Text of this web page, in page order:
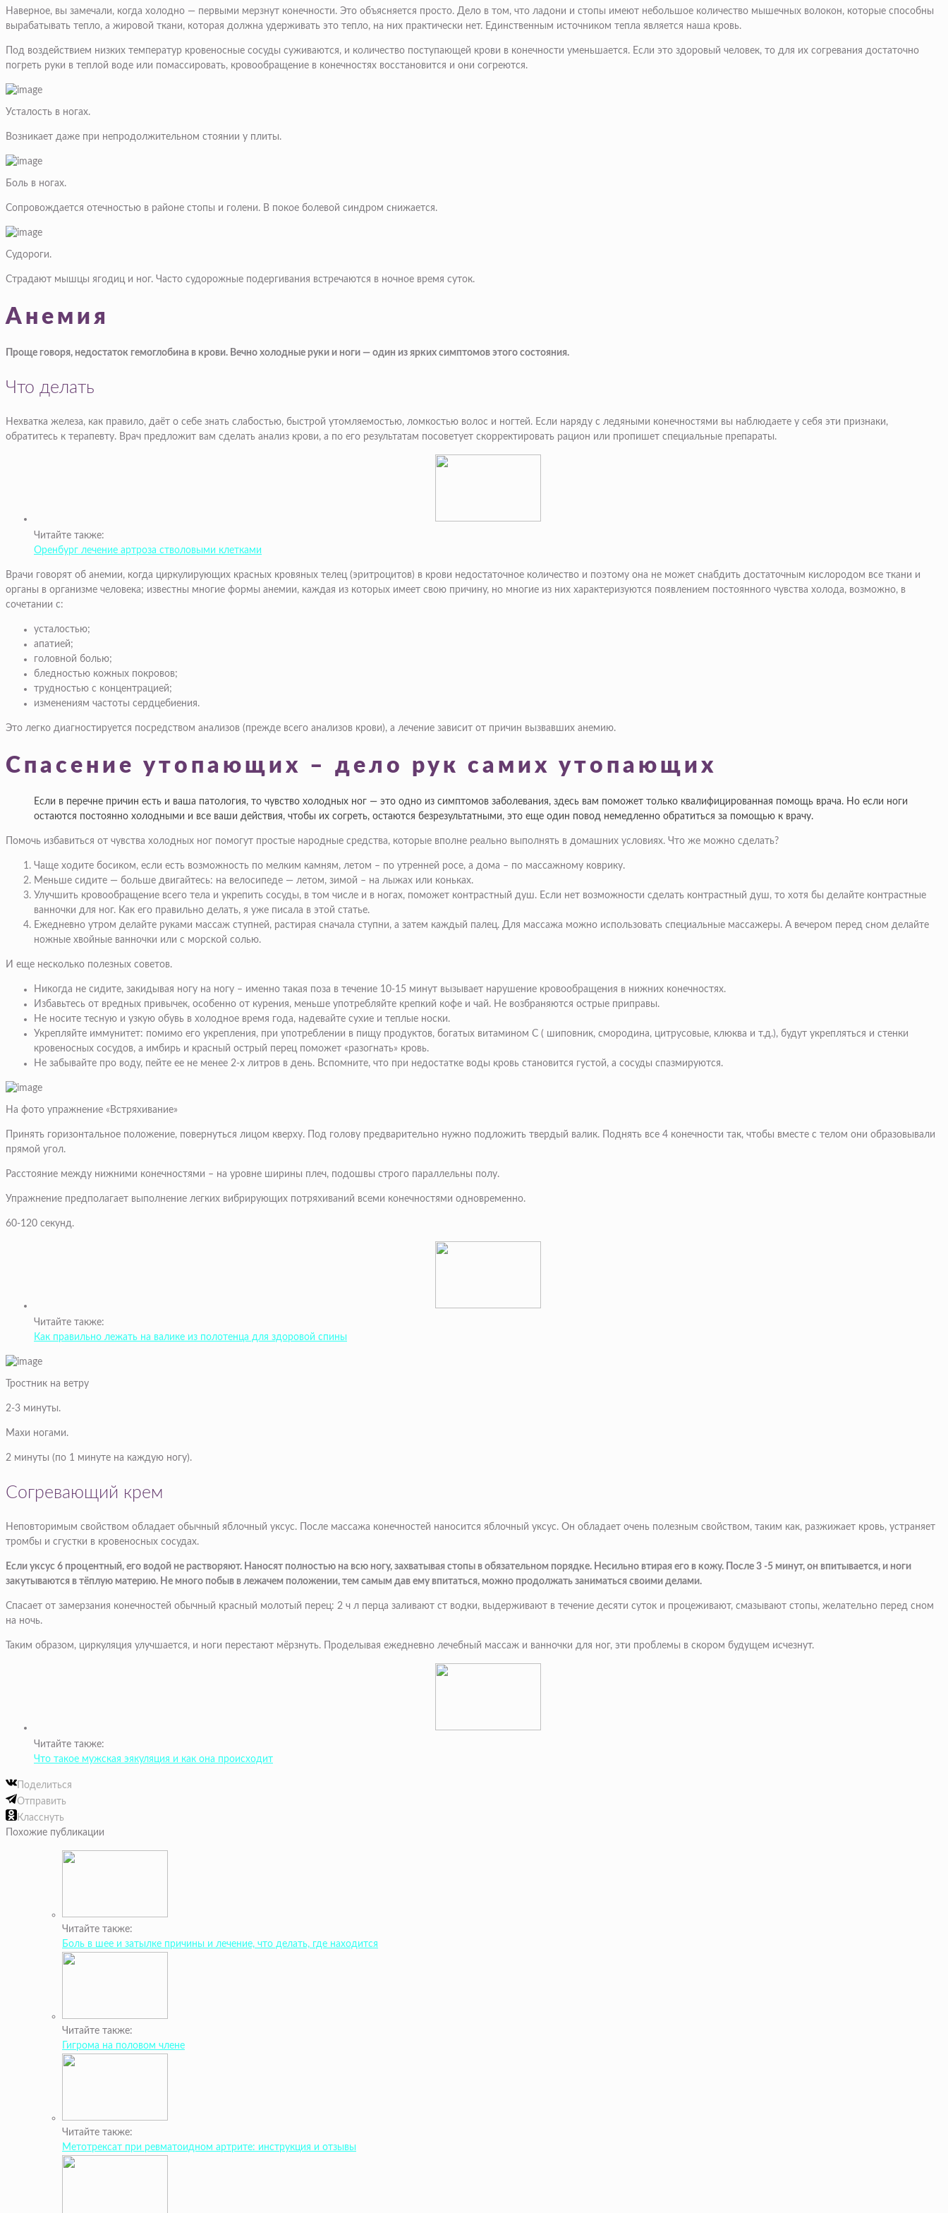
Наверное, вы замечали, когда холодно — первыми мерзнут конечности. Это объясняется просто. Дело в том, что ладони и стопы имеют небольшое количество мышечных волокон, которые способны
вырабатывать тепло, а жировой ткани, которая должна удерживать это тепло, на них практически нет. Единственным источником тепла является наша кровь.
Под воздействием низких температур кровеносные сосуды суживаются, и количество поступающей крови в конечности уменьшается. Если это здоровый человек, то для их согревания достаточно
погреть руки в теплой воде или помассировать, кровообращение в конечностях восстановится и они согреются.
Усталость в ногах.
Возникает даже при непродолжительном стоянии у плиты.
Боль в ногах.
Сопровождается отечностью в районе стопы и голени. В покое болевой синдром снижается.
Судороги.
Страдают мышцы ягодиц и ног. Часто судорожные подергивания встречаются в ночное время суток.
Анемия
Проще говоря, недостаток гемоглобина в крови. Вечно холодные руки и ноги — один из ярких симптомов этого состояния.
Что делать
Нехватка железа, как правило, даёт о себе знать слабостью, быстрой утомляемостью, ломкостью волос и ногтей. Если наряду с ледяными конечностями вы наблюдаете у себя эти признаки,
обратитесь к терапевту. Врач предложит вам сделать анализ крови, а по его результатам посоветует скорректировать рацион или пропишет специальные препараты.
Читайте также:
Оренбург лечение артроза стволовыми клетками
Врачи говорят об анемии, когда циркулирующих красных кровяных телец (эритроцитов) в крови недостаточное количество и поэтому она не может снабдить достаточным кислородом все ткани и
органы в организме человека; известны многие формы анемии, каждая из которых имеет свою причину, но многие из них характеризуются появлением постоянного чувства холода, возможно, в
сочетании с:
усталостью;
апатией;
головной болью;
бледностью кожных покровов;
трудностью с концентрацией;
изменениям частоты сердцебиения.
Это легко диагностируется посредством анализов (прежде всего анализов крови), а лечение зависит от причин вызвавших анемию.
Спасение утопающих – дело рук самих утопающих
Если в перечне причин есть и ваша патология, то чувство холодных ног — это одно из симптомов заболевания, здесь вам поможет только квалифицированная помощь врача. Но если ноги
остаются постоянно холодными и все ваши действия, чтобы их согреть, остаются безрезультатными, это еще один повод немедленно обратиться за помощью к врачу.
Помочь избавиться от чувства холодных ног помогут простые народные средства, которые вполне реально выполнять в домашних условиях. Что же можно сделать?
Чаще ходите босиком, если есть возможность по мелким камням, летом – по утренней росе, а дома – по массажному коврику.
Меньше сидите — больше двигайтесь: на велосипеде — летом, зимой – на лыжах или коньках.
Улучшить кровообращение всего тела и укрепить сосуды, в том числе и в ногах, поможет контрастный душ. Если нет возможности сделать контрастный душ, то хотя бы делайте контрастные
ванночки для ног. Как его правильно делать, я уже писала в этой статье.
Ежедневно утром делайте руками массаж ступней, растирая сначала ступни, а затем каждый палец. Для массажа можно использовать специальные массажеры. А вечером перед сном делайте
ножные хвойные ванночки или с морской солью.
И еще несколько полезных советов.
Никогда не сидите, закидывая ногу на ногу – именно такая поза в течение 10-15 минут вызывает нарушение кровообращения в нижних конечностях.
Избавьтесь от вредных привычек, особенно от курения, меньше употребляйте крепкий кофе и чай. Не возбраняются острые приправы.
Не носите тесную и узкую обувь в холодное время года, надевайте сухие и теплые носки.
Укрепляйте иммунитет: помимо его укрепления, при употреблении в пищу продуктов, богатых витамином С ( шиповник, смородина, цитрусовые, клюква и т.д.), будут укрепляться и стенки
кровеносных сосудов, а имбирь и красный острый перец поможет «разогнать» кровь.
Не забывайте про воду, пейте ее не менее 2-х литров в день. Вспомните, что при недостатке воды кровь становится густой, а сосуды спазмируются.
На фото упражнение «Встряхивание»
Принять горизонтальное положение, повернуться лицом кверху. Под голову предварительно нужно подложить твердый валик. Поднять все 4 конечности так, чтобы вместе с телом они образовывали
прямой угол.
Расстояние между нижними конечностями – на уровне ширины плеч, подошвы строго параллельны полу.
Упражнение предполагает выполнение легких вибрирующих потряхиваний всеми конечностями одновременно.
60-120 секунд.
Читайте также:
Как правильно лежать на валике из полотенца для здоровой спины
Тростник на ветру
2-3 минуты.
Махи ногами.
2 минуты (по 1 минуте на каждую ногу).
Согревающий крем
Неповторимым свойством обладает обычный яблочный уксус. После массажа конечностей наносится яблочный уксус. Он обладает очень полезным свойством, таким как, разжижает кровь, устраняет
тромбы и сгустки в кровеносных сосудах.
Если уксус 6 процентный, его водой не растворяют. Наносят полностью на всю ногу, захватывая стопы в обязательном порядке. Несильно втирая его в кожу. После 3 -5 минут, он впитывается, и ноги
закутываются в тёплую материю. Не много побыв в лежачем положении, тем самым дав ему впитаться, можно продолжать заниматься своими делами.
Спасает от замерзания конечностей обычный красный молотый перец: 2 ч л перца заливают ст водки, выдерживают в течение десяти суток и процеживают, смазывают стопы, желательно перед сном
на ночь.
Таким образом, циркуляция улучшается, и ноги перестают мёрзнуть. Проделывая ежедневно лечебный массаж и ванночки для ног, эти проблемы в скором будущем исчезнут.
Читайте также:
Что такое мужская эякуляция и как она происходит
Поделиться
Отправить
Класснуть
Похожие публикации
Читайте также:
Боль в шее и затылке причины и лечение, что делать, где находится
Читайте также:
Гигрома на половом члене
Читайте также:
Метотрексат при ревматоидном артрите: инструкция и отзывы